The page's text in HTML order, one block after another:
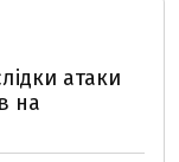
атаки
на